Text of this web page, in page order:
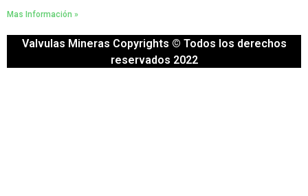
Mas Información »
Valvulas Mineras Copyrights © Todos los derechos
reservados 2022